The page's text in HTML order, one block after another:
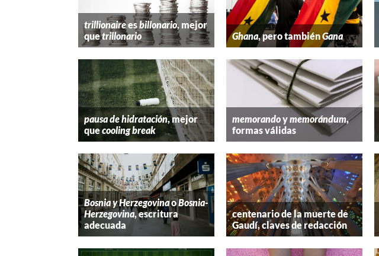
trillionaireesbillonario, mejor
quetrillonario Ghana, pero tambiénGana
pausa de hidratación, mejor
quecooling break
memorandoymemorándum,
formas válidas
Bosnia y HerzegovinaoBosnia-
Herzegovina, escritura
adecuada
centenario de la muerte de
Gaudí, claves de redacción